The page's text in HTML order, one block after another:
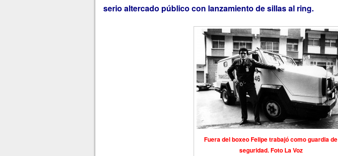
serio altercado público con lanzamiento de sillas al ring.
Fuera del boxeo Felipe trabajó como guardia de
seguridad. Foto La Voz